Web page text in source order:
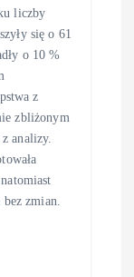
liczby
się o 61
o 10 %
z
zbliżonym
analizy.
zmian.